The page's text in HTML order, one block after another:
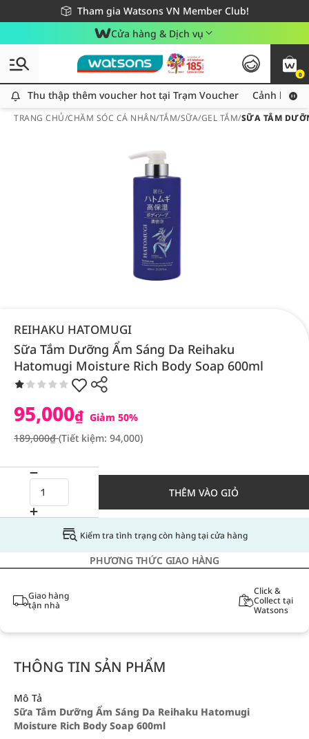
Tham gia Watsons VN Member Club!
Miễn phí giao hàng cho đơn hàng từ 249,000Đ
Giao hàng nhanh 24h - Áp dụng khu vực TP. Hồ Chí Minh
Cửa hàng & Dịch vụ
0
Thu thập thêm voucher hot tại Trạm Voucher
Thu thập thêm voucher hot tại Trạm Voucher Cảnh báo
TRANG CHỦ/CHĂM SÓC CÁ NHÂN/TẮM/SỮA/GEL TẮM/SỮA TẮM
REIHAKU HATOMUGI
Sữa Tắm Dưỡng Ẩm Sáng Da Reihaku
Hatomugi Moisture Rich Body Soap 600ml
95,000₫ Giảm 50%
189,000₫(Tiết kiệm: 94,000)
THÊM VÀO GIỎ
Kiểm tra tình trạng còn hàng tại cửa hàng
PHƯƠNG THỨC GIAO HÀNG
Giao hàng
tận nhà
Click &
Collect tại
Watsons
THÔNG TIN SẢN PHẨM
Mô Tả
Sữa Tắm Dưỡng Ẩm Sáng Da Reihaku Hatomugi
Moisture Rich Body Soap 600ml